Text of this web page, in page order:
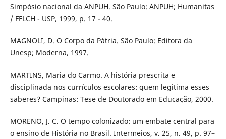
Simpósio nacional da ANPUH. São Paulo: ANPUH; Humanitas
/ FFLCH - USP, 1999, p. 17 - 40.
MAGNOLI, D. O Corpo da Pátria. São Paulo: Editora da
Unesp; Moderna, 1997.
MARTINS, Maria do Carmo. A história prescrita e
disciplinada nos currículos escolares: quem legitima esses
saberes? Campinas: Tese de Doutorado em Educação, 2000.
MORENO, J. C. O tempo colonizado: um embate central para
o ensino de História no Brasil. Intermeios, v. 25, n. 49, p. 97–